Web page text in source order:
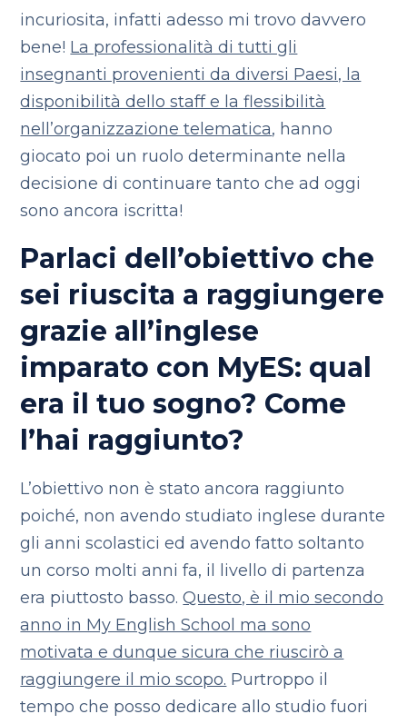
incuriosita, infatti adesso mi trovo davvero
bene! La professionalità di tutti gli
insegnanti provenienti da diversi Paesi, la
disponibilità dello staff e la flessibilità
nell’organizzazione telematica, hanno
giocato poi un ruolo determinante nella
decisione di continuare tanto che ad oggi
sono ancora iscritta!
Parlaci dell’obiettivo che
sei riuscita a raggiungere
grazie all’inglese
imparato con MyES: qual
era il tuo sogno? Come
l’hai raggiunto?
L’obiettivo non è stato ancora raggiunto
poiché, non avendo studiato inglese durante
gli anni scolastici ed avendo fatto soltanto
un corso molti anni fa, il livello di partenza
era piuttosto basso.Questo, è il mio secondo
anno in My English School ma sono
motivata e dunque sicura che riuscirò a
raggiungere il mio scopo. Purtroppo il
tempo che posso dedicare allo studio fuori